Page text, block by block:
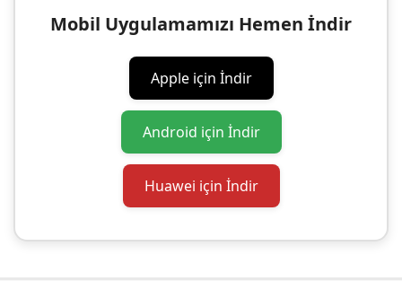
Mobil Uygulamamızı Hemen İndir
Apple için İndir
Android için İndir
Huawei için İndir